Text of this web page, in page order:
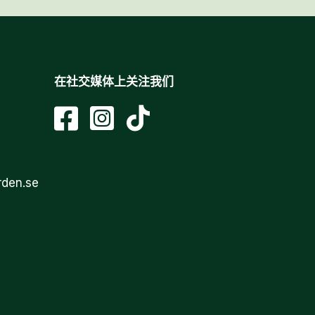
在社交媒体上关注我们